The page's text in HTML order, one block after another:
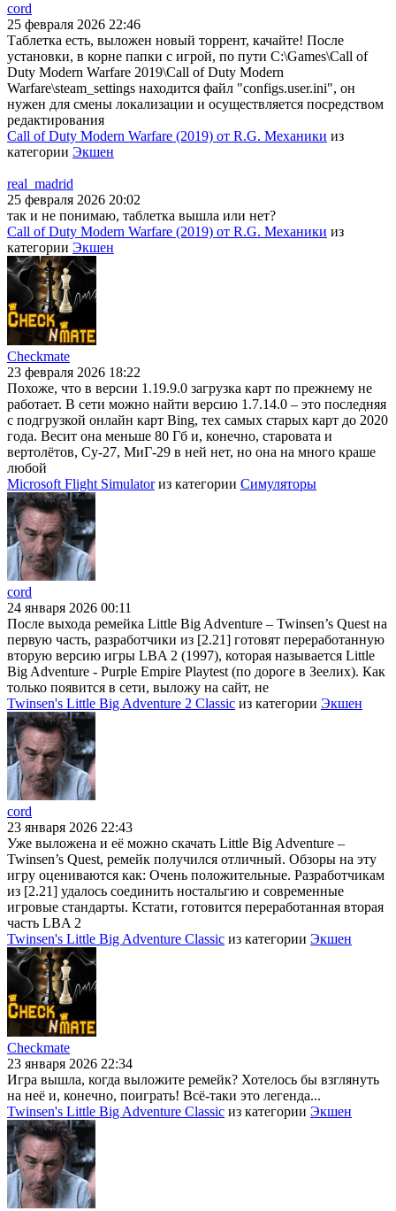
cord
25 февраля 2026 22:46
Таблетка есть, выложен новый торрент, качайте! После
установки, в корне папки с игрой, по пути C:\Games\Call of
Duty Modern Warfare 2019\Call of Duty Modern
Warfare\steam_settings находится файл "configs.user.ini", он
нужен для смены локализации и осуществляется посредством
редактирования
Call of Duty Modern Warfare (2019) от R.G. Механики из
категории Экшен
real_madrid
25 февраля 2026 20:02
так и не понимаю, таблетка вышла или нет?
Call of Duty Modern Warfare (2019) от R.G. Механики из
категории Экшен
Checkmate
23 февраля 2026 18:22
Похоже, что в версии 1.19.9.0 загрузка карт по прежнему не
работает. В сети можно найти версию 1.7.14.0 – это последняя
с подгрузкой онлайн карт Bing, тех самых старых карт до 2020
года. Весит она меньше 80 Гб и, конечно, старовата и
вертолётов, Су-27, МиГ-29 в ней нет, но она на много краше
любой
Microsoft Flight Simulatorиз категории Симуляторы
cord
24 января 2026 00:11
После выхода ремейка Little Big Adventure – Twinsen’s Quest на
первую часть, разработчики из [2.21] готовят переработанную
вторую версию игры LBA 2 (1997), которая называется Little
Big Adventure - Purple Empire Playtest (по дороге в Зеелих). Как
только появится в сети, выложу на сайт, не
Twinsen's Little Big Adventure 2 Classic из категории Экшен
cord
23 января 2026 22:43
Уже выложена и её можно скачать Little Big Adventure –
Twinsen’s Quest, ремейк получился отличный. Обзоры на эту
игру оцениваются как: Очень положительные. Разработчикам
из [2.21] удалось соединить ностальгию и современные
игровые стандарты. Кстати, готовится переработанная вторая
часть LBA 2
Twinsen's Little Big Adventure Classic из категории Экшен
Checkmate
23 января 2026 22:34
Игра вышла, когда выложите ремейк? Хотелось бы взглянуть
на неё и, конечно, поиграть! Всё-таки это легенда...
Twinsen's Little Big Adventure Classic из категории Экшен